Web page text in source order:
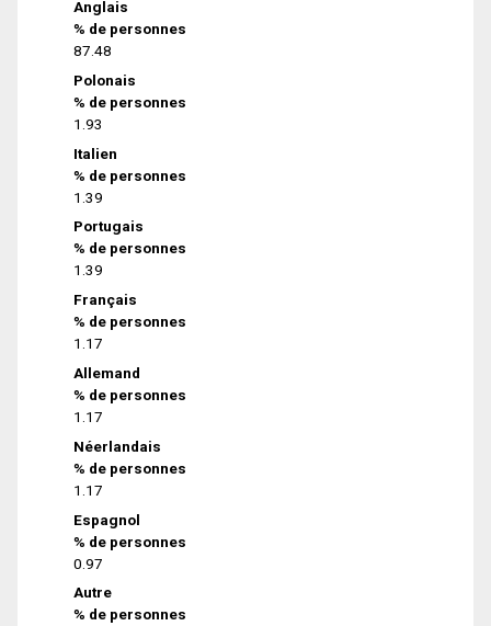
Anglais
% de personnes
87.48
Polonais
% de personnes
1.93
Italien
% de personnes
1.39
Portugais
% de personnes
1.39
Français
% de personnes
1.17
Allemand
% de personnes
1.17
Néerlandais
% de personnes
1.17
Espagnol
% de personnes
0.97
Autre
% de personnes